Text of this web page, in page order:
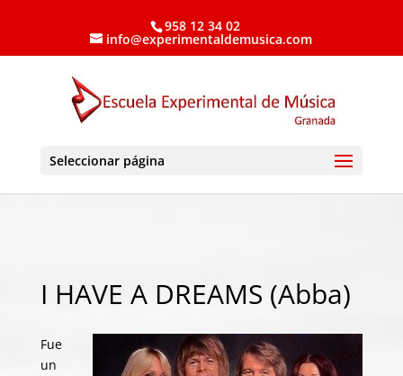
958 12 34 02
info@experimentaldemusica.com
Seleccionar página
I HAVE A DREAMS (Abba)
Fue
un